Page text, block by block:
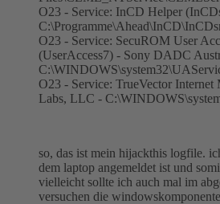
O23 - Service: InCD Helper
O23 - Service: SecuROM User
(UserAccess7) - Sony DADC
O23 - Service: TrueVector
Labs, LLC -
so, das ist mein hijackthis logfile.
dem laptop angemeldet ist und
vielleicht sollte ich auch mal im
versuchen die